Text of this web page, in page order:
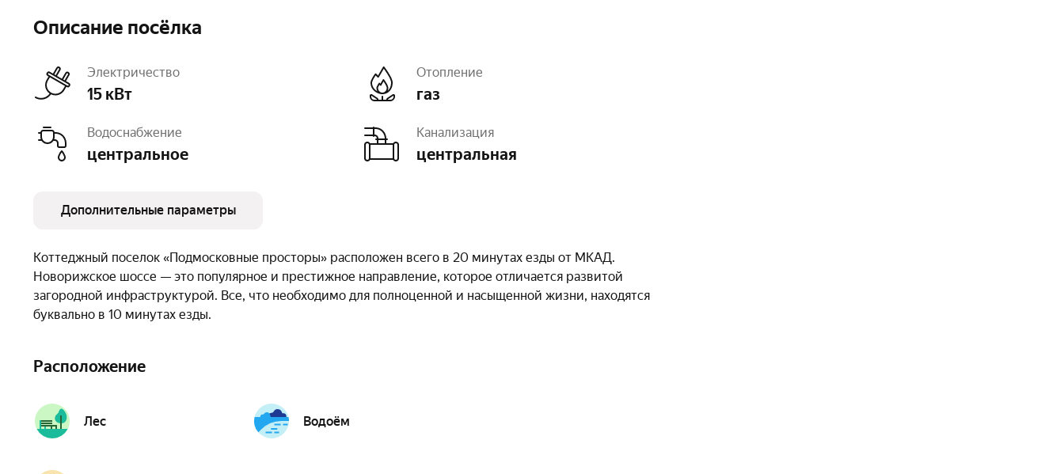
Описание посёлка
Электричество
15 кВт
Отопление
газ
Водоснабжение
центральное
Канализация
центральная
Тип земли
ИЖС Число объектов214
Очереди
1
Дополнительные параметры
Коттеджный поселок «Подмосковные просторы» расположен всего в 20 минутах езды от МКАД.
Новорижское шоссе — это популярное и престижное направление, которое отличается развитой
загородной инфраструктурой. Все, что необходимо для полноценной и насыщенной жизни, находятся
буквально в 10 минутах езды.
Расположение
Лес Водоём